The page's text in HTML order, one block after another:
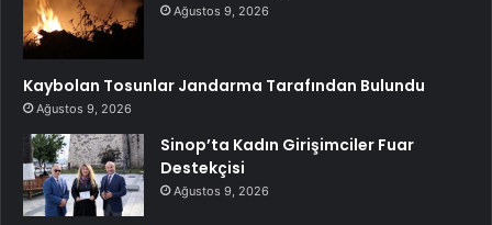
Ağustos 9, 2026
Kaybolan Tosunlar Jandarma Tarafından Bulundu
Ağustos 9, 2026
Sinop’ta Kadın Girişimciler Fuar
Destekçisi
Ağustos 9, 2026